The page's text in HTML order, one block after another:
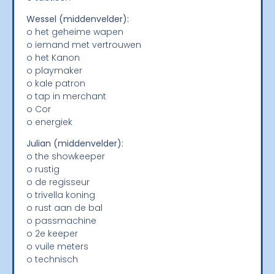
Wessel (middenvelder):
o het geheime wapen
o iemand met vertrouwen
o het Kanon
o playmaker
o kale patron
o tap in merchant
o Cor
o energiek
Julian (middenvelder):
o the showkeeper
o rustig
o de regisseur
o trivella koning
o rust aan de bal
o passmachine
o 2e keeper
o vuile meters
o technisch